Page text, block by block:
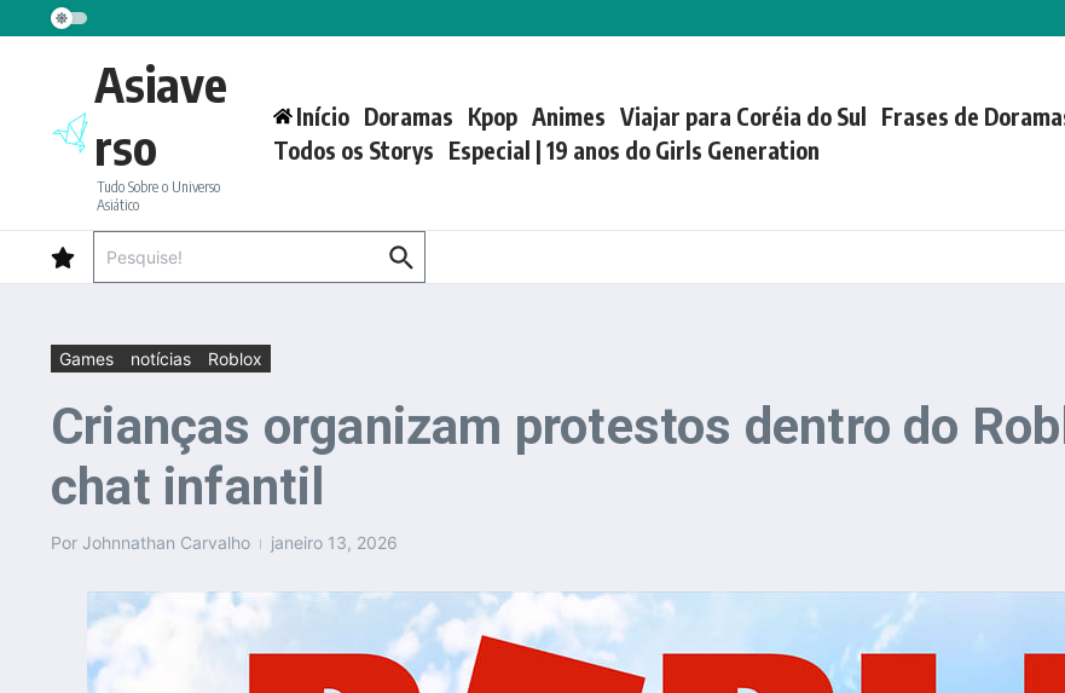
Ir para o conteúdo
Asiave
rso
Tudo Sobre o Universo
Asiático
Início Doramas Kpop Animes Viajar para Coréia do Sul Frases de
Todos os Storys Especial | 19 anos do Girls Generation
Games notícias Roblox
Crianças organizam protestos dentro do
chat infantil
Por Johnnathan Carvalho janeiro 13, 2026